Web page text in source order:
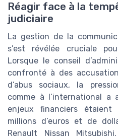
Réagir face à la
judiciaire
La gestion de la
s’est révélée cruciale
Lorsque le conseil
confronté à des
d’abus sociaux, la
comme à l’international a
enjeux financiers étaient
millions d’euros et de
Renault Nissan